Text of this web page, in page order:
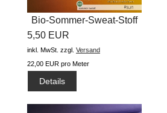
Bio-Sommer-Sweat-Stoff
"basic...
5,50 EUR
inkl. MwSt. zzgl. Versand
22,00 EUR pro Meter
Details